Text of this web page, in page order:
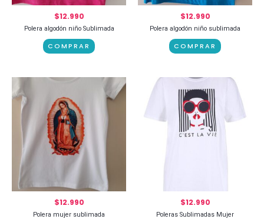
$12.990
Polera algodón niño Sublimada
COMPRAR
$12.990
Polera algodón niño sublimada
COMPRAR
$12.990
Polera mujer sublimada
$12.990
Poleras Sublimadas Mujer